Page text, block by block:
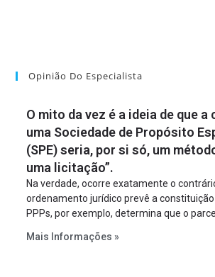
Opinião Do Especialista
O mito da vez é a ideia de que a
uma Sociedade de Propósito
(SPE) seria, por si só, um
uma licitação”.
Na verdade, ocorre exatamente o
ordenamento jurídico prevê a constituição
PPPs, por exemplo, determina que o
empreendimento. Ou seja, a suposta
Mais Informações »